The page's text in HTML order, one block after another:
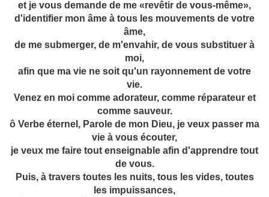
et je vous demande de me «revêtir de vous-même»,
d'identifier mon âme à tous les mouvements de votre
âme,
de me submerger, de m'envahir, de vous substituer à
moi,
afin que ma vie ne soit qu'un rayonnement de votre
vie.
Venez en moi comme adorateur, comme réparateur et
comme sauveur.
ô Verbe éternel, Parole de mon Dieu, je veux passer ma
vie à vous écouter,
je veux me faire tout enseignable afin d'apprendre tout
de vous.
Puis, à travers toutes les nuits, tous les vides, toutes
les impuissances,